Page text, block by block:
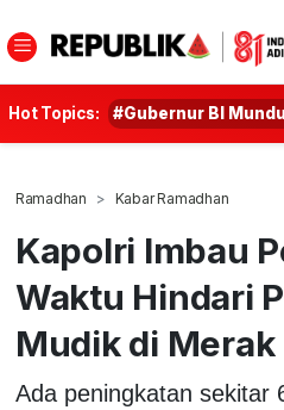
Hot Topics: #Gubernur BI
Ramadhan Kabar Ramadhan
Kapolri Imbau
Waktu Hindari
Mudik di Merak
Ada peningkatan sekitar